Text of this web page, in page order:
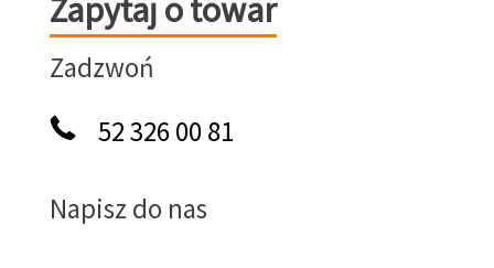
Zapytaj o towar
Zadzwoń
52 326 00 81
Napisz do nas